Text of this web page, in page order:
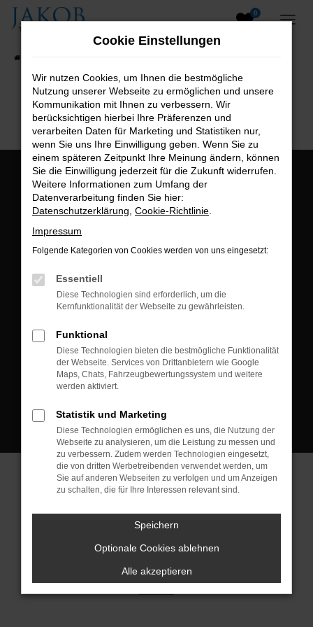
Zum
0
B2B-Shop
Öffnungszeiten:
Montag bis Freitag:
Postadresse:
Kontakt:
Tel.: +49 3745 760 90 20
Fax: +49 3745 760 90 21
Mail: fj@jakob-trading.com
Cookie Einstellungen
© 2026 Jakob Trading GmbH | Neustädter Straße 1 | DE-08223
Neustadt/Vogtland | fj@jakob-trading.com | Webdesign by audaris.de
Cookie Einstellungen
Wir nutzen Cookies, um Ihnen die bestmögliche
Nutzung unserer Webseite zu ermöglichen und unsere
Kommunikation mit Ihnen zu verbessern. Wir
berücksichtigen hierbei Ihre Präferenzen und
verarbeiten Daten für Marketing und Statistiken nur,
wenn Sie uns Ihre Einwilligung geben. Wenn Sie zu
einem späteren Zeitpunkt Ihre Meinung ändern, können
Sie die Einwilligung jederzeit für die Zukunft widerrufen.
Weitere Informationen zum Umfang der
Datenverarbeitung finden Sie hier:
Datenschutzerklärung Cookie-Richtlinie
Impressum
Folgende Kategorien von Cookies werden von uns eingesetzt:
Essentiell
Diese Technologien sind erforderlich, um die
Kernfunktionalität der Webseite zu gewährleisten.
Funktional
Diese Technologien bieten die bestmögliche Funktionalität
der Webseite. Services von Drittanbietern wie Google
Maps, Chats, Fahrzeugbewertungssystem und weitere
werden aktiviert.
Statistik und Marketing
Diese Technologien ermöglichen es uns, die Nutzung der
Webseite zu analysieren, um die Leistung zu messen und
zu verbessern. Zudem werden Technologien eingesetzt,
die von dritten Werbetreibenden verwendet werden, um
Sie auf anderen Webseiten zu verfolgen und um Anzeigen
zu schalten, die für Ihre Interessen relevant sind.
Speichern
Optionale Cookies ablehnen
Alle akzeptieren